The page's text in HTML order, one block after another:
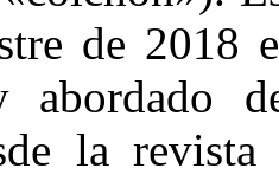
de 2018
la